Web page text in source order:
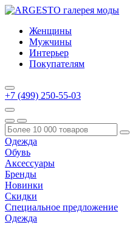
Женщины
Мужчины
Интерьер
Покупателям
+7 (499) 250-55-03
Одежда
Обувь
Аксессуары
Бренды
Новинки
Скидки
Специальное предложение
Одежда